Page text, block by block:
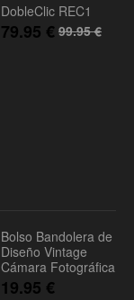
DobleClic REC1
99.95€
79.95 €
Bolso Bandolera de
Diseño Vintage
Cámara Fotográfica
19.95 €